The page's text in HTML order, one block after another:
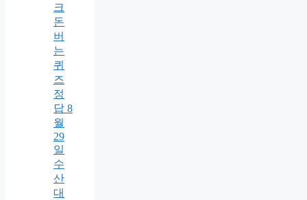
크
돈
버
는
퀴
즈
정
답 8
월
29
일
수
산
대